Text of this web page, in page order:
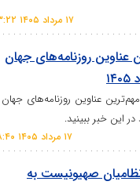
جهان
جهان را
به